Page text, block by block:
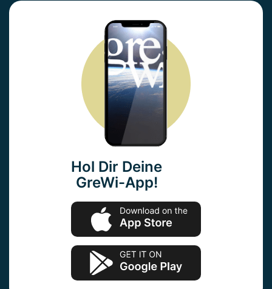
Hol Dir Deine
GreWi-App!